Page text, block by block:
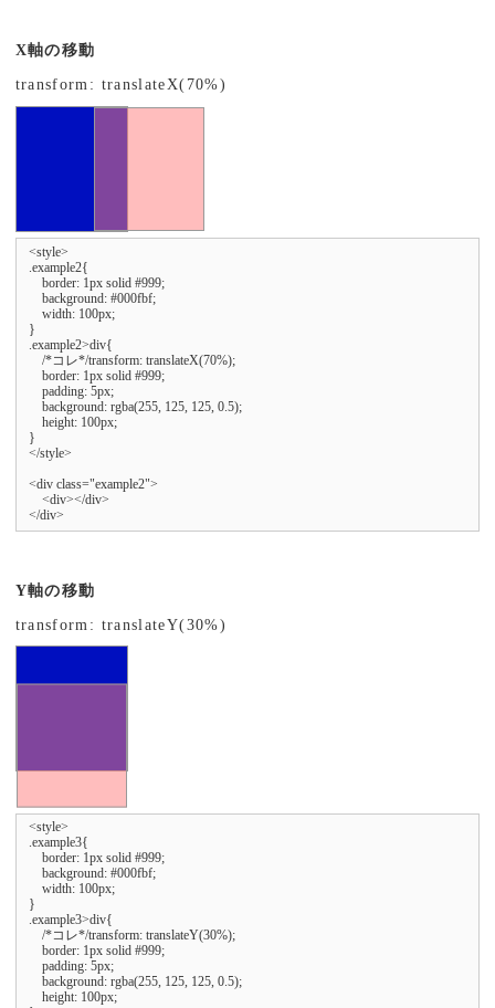
X軸の移動
transform: translateX(70%)
<style>
.example2{
    border: 1px solid #999;
    background: #000fbf;
    width: 100px;
}
.example2>div{
    /*コレ*/transform: translateX(70%);
    border: 1px solid #999;
    padding: 5px;
    background: rgba(255, 125, 125, 0.5);
    height: 100px;
}
</style>
<div class="example2">
    <div></div>
</div>
Y軸の移動
transform: translateY(30%)
<style>
.example3{
    width: 100px;
}
.example3>div{
    /*コレ*/transform: translateY(30%);
    padding: 5px;
    height: 100px;